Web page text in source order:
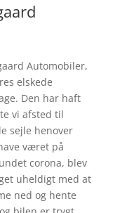
Automobiler,
elskede
Den har haft
vi afsted til
sejle henover
været på
corona, blev
uheldigt med at
ned og hente